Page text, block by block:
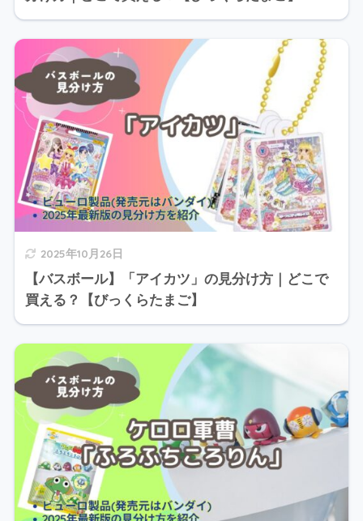
2025年10月26日
【バスボール】「アイカツ」の見分け方｜どこで
買える？【びっくらたまご】